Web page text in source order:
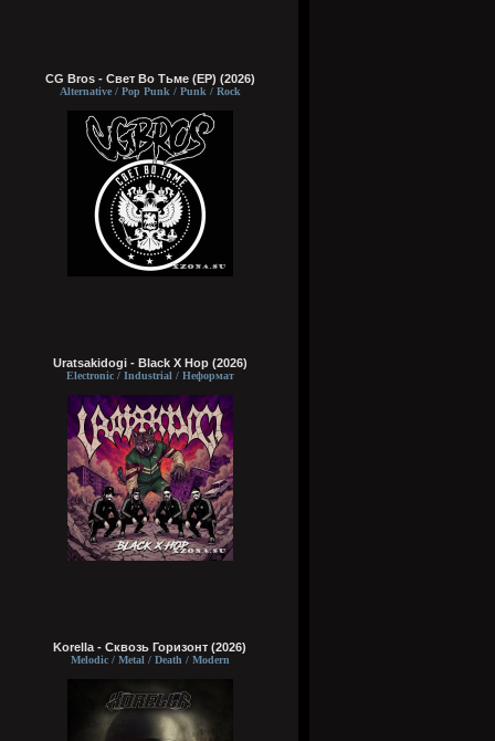
CG Bros - Свет Во Тьме (EP) (2026)
Alternative / Pop Punk / Punk / Rock
Uratsakidogi - Black X Hop (2026)
Electronic / Industrial / Неформат
Korella - Сквозь Горизонт (2026)
Melodic / Metal / Death / Modern